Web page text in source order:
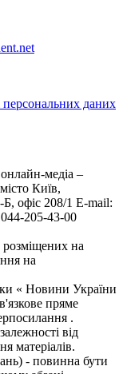
персональних даних
медіа –
Київ,
офіс 208/1 E-mail:
205-43-00
розміщених на
на
« Новини України
пряме
.
від
матеріалів.
- повинна бути